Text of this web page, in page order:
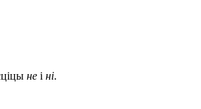
не і ні.